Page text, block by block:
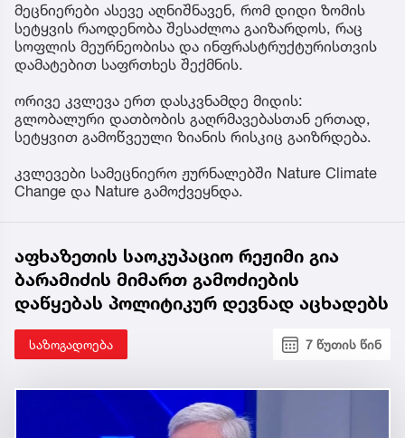
მეცნიერები ასევე აღნიშნავენ, რომ დიდი ზომის
სეტყვის რაოდენობა შესაძლოა გაიზარდოს, რაც
სოფლის მეურნეობისა და ინფრასტრუქტურისთვის
დამატებით საფრთხეს შექმნის.
ორივე კვლევა ერთ დასკვნამდე მიდის:
გლობალური დათბობის გაღრმავებასთან ერთად,
სეტყვით გამოწვეული ზიანის რისკიც გაიზრდება.
კვლევები სამეცნიერო ჟურნალებში Nature Climate
Change და Nature გამოქვეყნდა.
აფხაზეთის საოკუპაციო რეჟიმი გია
ბარამიძის მიმართ გამოძიების
დაწყებას პოლიტიკურ დევნად აცხადებს
საზოგადოება 7 წუთის წინ